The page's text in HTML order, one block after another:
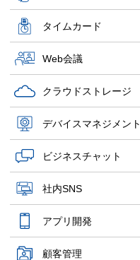
タイムカード
Web会議
クラウドストレージ
デバイスマネジメント
ビジネスチャット
社内SNS
アプリ開発
顧客管理